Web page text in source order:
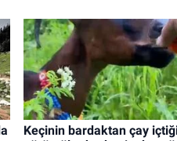
Keçinin bardaktan çay